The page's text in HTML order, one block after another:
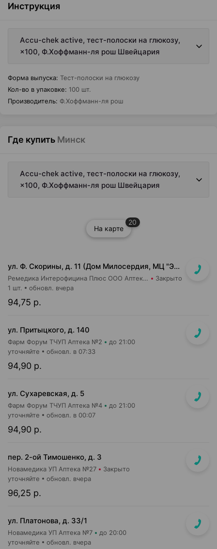
Инструкция
Accu-chek active, тест-полоски на глюкозу,
×100, Ф.Хоффманн-ля рош Швейцария
Форма выпуска: Тест-полоски на глюкозу
Кол-во в упаковке: 100 шт.
Производитель: Ф.Хоффманн-ля рош
Где купить Минск
Accu-chek active, тест-полоски на глюкозу,
×100, Ф.Хоффманн-ля рош Швейцария
На карте
20
ул. Ф. Скорины, д. 11 (Дом Милосердия, МЦ "Элеос")
Ремедика Интерофицина Плюс ООО Аптека №14 Закрыто
94,75 р.
1 шт. обновл. вчера
ул. Притыцкого, д. 140
Фарм Форум ТЧУП Аптека №2 до 21:00
94,90 р.
уточняйте обновл. в 07:33
ул. Сухаревская, д. 5
Фарм Форум ТЧУП Аптека №4 до 21:00
94,90 р.
уточняйте обновл. в 00:07
пер. 2-ой Тимошенко, д. 3
Новамедика УП Аптека №27 Закрыто
96,25 р.
уточняйте обновл. вчера
ул. Платонова, д. 33/1
Новамедика УП Аптека №7 до 20:00
уточняйте обновл. вчера